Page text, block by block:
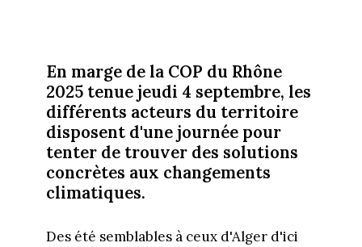
En marge de la COP du Rhône
2025 tenue jeudi 4 septembre, les
différents acteurs du territoire
disposent d'une journée pour
tenter de trouver des solutions
concrètes aux changements
climatiques.
Des été semblables à ceux d'Alger d'ici